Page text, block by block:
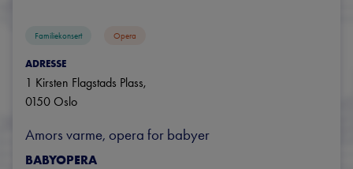
Familiekonsert Opera
ADRESSE
1 Kirsten Flagstads Plass,
0150 Oslo
Amors varme, opera for babyer
BABYOPERA